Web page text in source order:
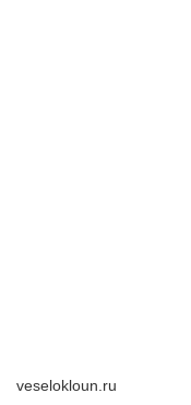
veselokloun.ru